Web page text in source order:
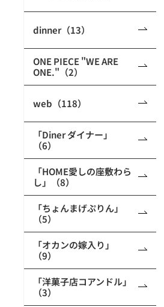
dinner（13）
ONE PIECE "WE ARE
ONE."（2）
web（118）
「Diner ダイナー」
（6）
「HOME愛しの座敷わら
し」（8）
「ちょんまげぷりん」
（5）
「オカンの嫁入り」
（9）
「洋菓子店コアンドル」
（3）